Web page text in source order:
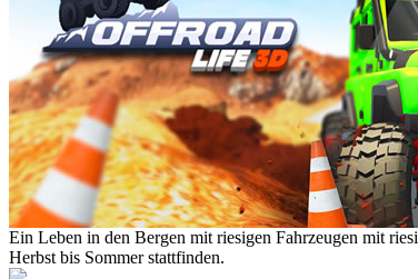
Ein Leben in den Bergen mit riesigen Fahrzeugen mit
Herbst bis Sommer stattfinden.